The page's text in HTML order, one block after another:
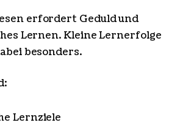
erfordert Geduld und
Lernen. Kleine Lernerfolge
besonders.
Lernziele